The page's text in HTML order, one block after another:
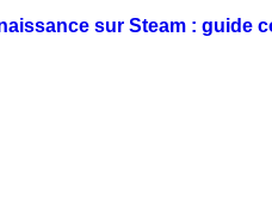
sur Steam : guide